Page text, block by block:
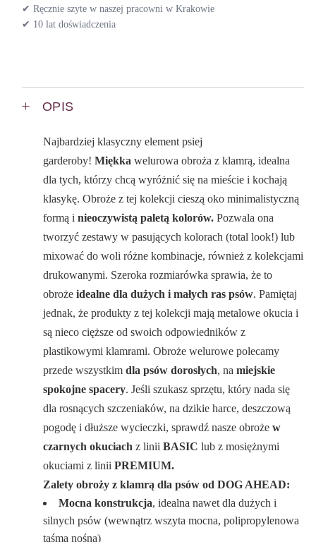
✔ Ręcznie szyte w naszej pracowni w Krakowie
✔ 10 lat doświadczenia
OPIS
Najbardziej klasyczny element psiej
garderoby!Miękka welurowa obroża z klamrą, idealna
dla tych, którzy chcą wyróżnić się na mieście i kochają
klasykę. Obroże z tej kolekcji cieszą oko minimalistyczną
formą inieoczywistą paletą kolorów. Pozwala ona
tworzyć zestawy w pasujących kolorach (total look!) lub
mixować do woli różne kombinacje, również z kolekcjami
drukowanymi. Szeroka rozmiarówka sprawia, że to
obroże idealne dla dużych i małych ras psów. Pamiętaj
jednak, że produkty z tej kolekcji mają metalowe okucia i
są nieco cięższe od swoich odpowiedników z
plastikowymi klamrami. Obroże welurowe polecamy
przede wszystkimdla psów dorosłych, namiejskie
spokojne spacery. Jeśli szukasz sprzętu, który nada się
dla rosnących szczeniaków, na dzikie harce, deszczową
pogodę i dłuższe wycieczki, sprawdź nasze obrożew
czarnych okuciachz linii BASIC lub z mosiężnymi
okuciami z liniiPREMIUM.
Zalety obroży z klamrą dla psów od DOG AHEAD:
Mocna konstrukcja, idealna nawet dla dużych i
silnych psów (wewnątrz wszyta mocna, polipropylenowa
taśma nośna)